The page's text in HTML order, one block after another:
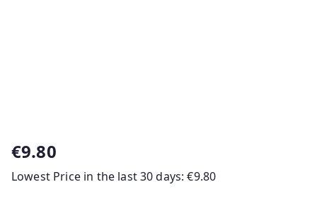
€9.80
Lowest Price in the last 30 days:€9.80